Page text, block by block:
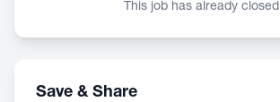
This job has already closed
Save & Share